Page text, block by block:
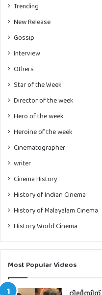
Trending
New Release
Gossip
Interview
Others
Star of the Week
Director of the week
Hero of the week
Heroine of the week
Cinematographer
writer
Cinema History
History of Indian Cinema
History of Malayalam Cinema
History World Cinema
Most Popular Videos